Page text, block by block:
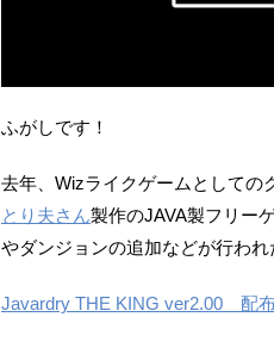
ふがしです！
去年、Wizライクゲームとしての
とり夫さん製作のJAVA製フリー
やダンジョンの追加などが行わ
Javardry THE KING ver2.00 配